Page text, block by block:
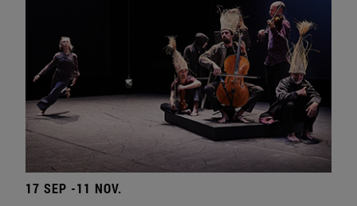
17 SEP -11 NOV.